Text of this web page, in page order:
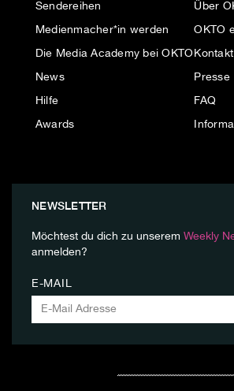
Sendereihen
Medienmacher*in werden
Die Media Academy bei OKTO
News
Hilfe
Awards
Über
OKTO
Kontakt
Presse
FAQ
NEWSLETTER
Möchtest du dich zu unserem Weekly
anmelden?
E-MAIL